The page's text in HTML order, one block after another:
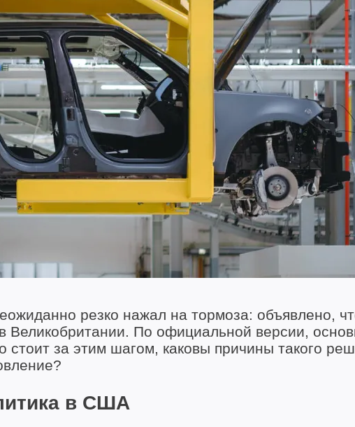
резко нажал на тормоза: объявлено,
Великобритании. По официальной версии,
стоит за этим шагом, каковы причины такого
в США